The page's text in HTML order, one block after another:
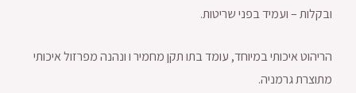
ובקלות – ועמיד בפני שריטות.
הריהוט איכותי במיוחד, עומד בתו תקן מחמיר ו ונהנה מפרזול איכותי
מתוצרת גרמניה.